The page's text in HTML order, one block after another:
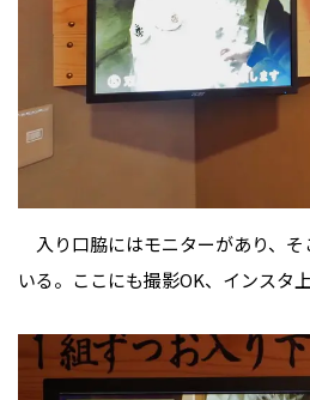
入り口脇にはモニターがあり、
いる。ここにも撮影OK、インスタ